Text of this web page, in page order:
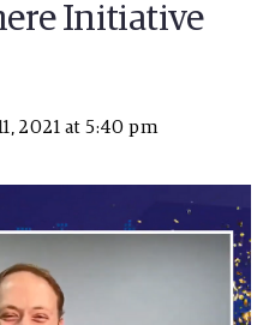
Initiative
2021 at 5:40 pm